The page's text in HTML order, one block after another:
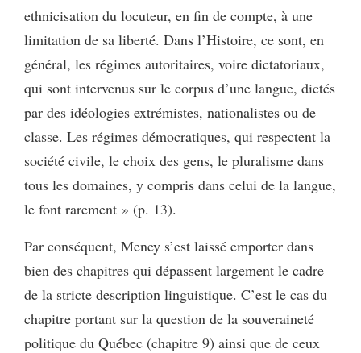
ethnicisation du locuteur, en fin de compte, à une
limitation de sa liberté. Dans l’Histoire, ce sont, en
général, les régimes autoritaires, voire dictatoriaux,
qui sont intervenus sur le corpus d’une langue, dictés
par des idéologies extrémistes, nationalistes ou de
classe. Les régimes démocratiques, qui respectent la
société civile, le choix des gens, le pluralisme dans
tous les domaines, y compris dans celui de la langue,
le font rarement » (p. 13).
Par conséquent, Meney s’est laissé emporter dans
bien des chapitres qui dépassent largement le cadre
de la stricte description linguistique. C’est le cas du
chapitre portant sur la question de la souveraineté
politique du Québec (chapitre 9) ainsi que de ceux